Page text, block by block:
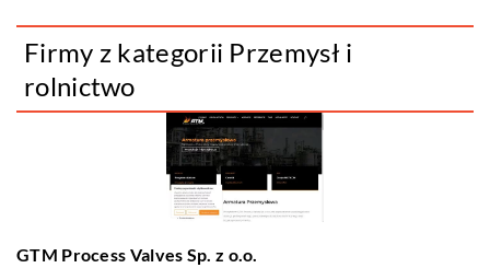
Firmy z kategorii Przemysł i
rolnictwo
GTM Process Valves Sp. z o.o.